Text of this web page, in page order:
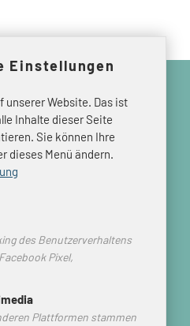
HEIMVORTEIL HARZ
Einstellungen
unserer Website. Das ist
Inhalte dieser Seite
Sie können Ihre
dieses Menü ändern.
des Benutzerverhaltens
Pixel,
Plattformen stammen